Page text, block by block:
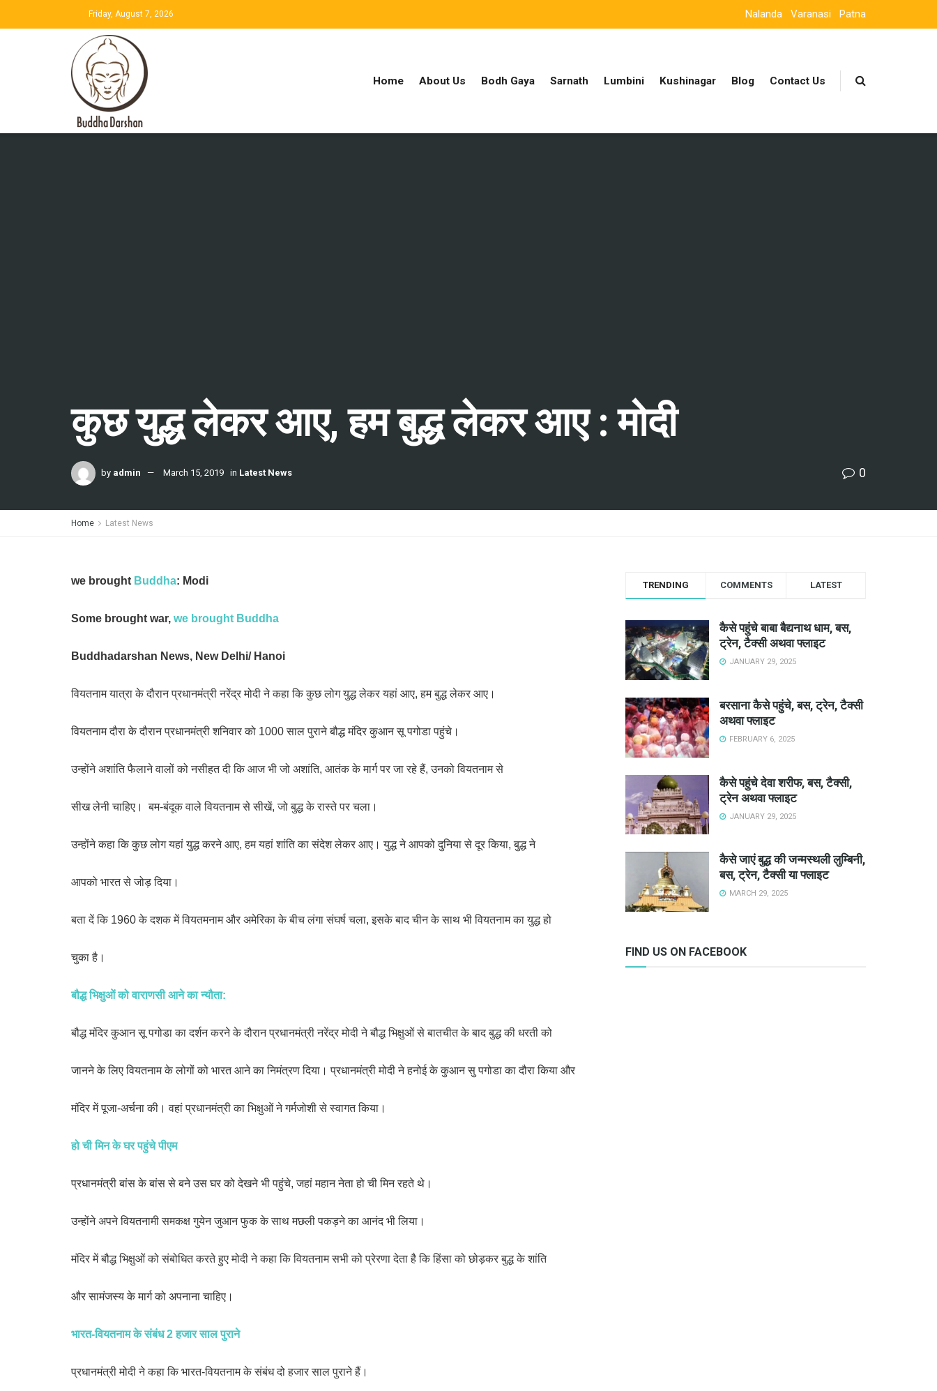
Friday, August 7, 2026 Nalanda Varanasi Patna
Home About Us Bodh Gaya Sarnath Lumbini Kushinagar Blog Contact Us
कुछ युद्ध लेकर आए, हम बुद्ध लेकर आए : मोदी
by admin March 15, 2019 in Latest News 0
Home Latest News
we brought Buddha: Modi
Some brought war, we brought Buddha
Buddhadarshan News, New Delhi/ Hanoi
वियतनाम यात्रा के दौरान प्रधानमंत्री नरेंद्र मोदी ने कहा कि कुछ लोग युद्ध लेकर यहां आए, हम बुद्ध लेकर आए।
वियतनाम दौरा के दौरान प्रधानमंत्री शनिवार को 1000 साल पुराने बौद्ध मंदिर कुआन सू पगोडा पहुंचे।
उन्होंने अशांति फैलाने वालों को नसीहत दी कि आज भी जो अशांति, आतंक के मार्ग पर जा रहे हैं, उनको वियतनाम से
सीख लेनी चाहिए। बम-बंदूक वाले वियतनाम से सीखें, जो बुद्ध के रास्ते पर चला।
उन्होंने कहा कि कुछ लोग यहां युद्ध करने आए, हम यहां शांति का संदेश लेकर आए। युद्ध ने आपको दुनिया से दूर किया, बुद्ध ने
आपको भारत से जोड़ दिया।
बता दें कि 1960 के दशक में वियतमनाम और अमेरिका के बीच लंगा संघर्ष चला, इसके बाद चीन के साथ भी वियतनाम का युद्ध हो
चुका है।
बौद्ध भिक्षुओं को वाराणसी आने का न्यौता:
बौद्ध मंदिर कुआन सू पगोडा का दर्शन करने के दौरान प्रधानमंत्री नरेंद्र मोदी ने बौद्ध भिक्षुओं से बातचीत के बाद बुद्ध की धरती को
जानने के लिए वियतनाम के लोगों को भारत आने का निमंत्रण दिया। प्रधानमंत्री मोदी ने हनोई के कुआन सु पगोडा का दौरा किया और
मंदिर में पूजा-अर्चना की। वहां प्रधानमंत्री का भिक्षुओं ने गर्मजोशी से स्वागत किया।
हो ची मिन के घर पहुंचे पीएम
प्रधानमंत्री बांस के बांस से बने उस घर को देखने भी पहुंचे, जहां महान नेता हो ची मिन रहते थे।
उन्होंने अपने वियतनामी समकक्ष गुयेन जुआन फुक के साथ मछली पकड़ने का आनंद भी लिया।
मंदिर में बौद्ध भिक्षुओं को संबोधित करते हुए मोदी ने कहा कि वियतनाम सभी को प्रेरणा देता है कि हिंसा को छोड़कर बुद्ध के शांति
और सामंजस्य के मार्ग को अपनाना चाहिए।
भारत-वियतनाम के संबंध 2 हजार साल पुराने
प्रधानमंत्री मोदी ने कहा कि भारत-वियतनाम के संबंध दो हजार साल पुराने हैं।
TRENDING COMMENTS LATEST
कैसे पहुंचे बाबा बैद्यनाथ धाम, बस,
ट्रेन, टैक्सी अथवा फ्लाइट
JANUARY 29, 2025
बरसाना कैसे पहुंचे, बस, ट्रेन, टैक्सी
अथवा फ्लाइट
FEBRUARY 6, 2025
कैसे पहुंचे देवा शरीफ, बस, टैक्सी,
ट्रेन अथवा फ्लाइट
JANUARY 29, 2025
कैसे जाएं बुद्ध की जन्मस्थली लुम्बिनी,
बस, ट्रेन, टैक्सी या फ्लाइट
MARCH 29, 2025
FIND US ON FACEBOOK